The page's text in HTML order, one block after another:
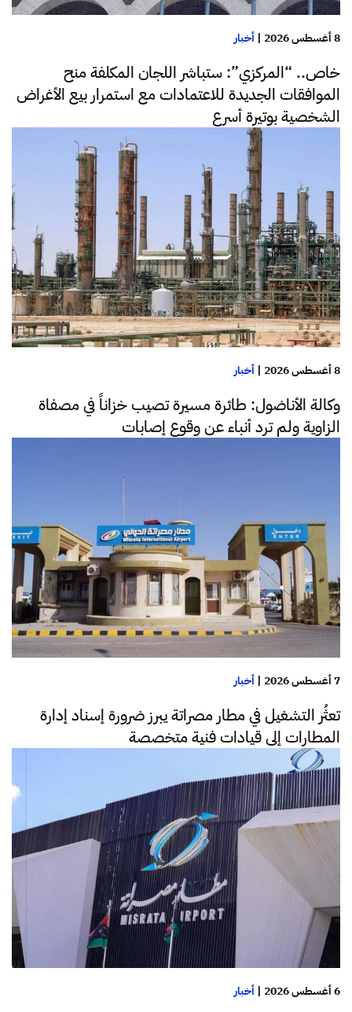
8 أغسطس 2026 | أخبار
خاص.. “المركزي”: ستباشر اللجان المكلفة منح
الموافقات الجديدة للاعتمادات مع استمرار بيع الأغراض
الشخصية بوتيرة أسرع
8 أغسطس 2026 | أخبار
وكالة الأناضول: طائرة مسيرة تصيب خزاناً في مصفاة
الزاوية ولم ترد أنباء عن وقوع إصابات
7 أغسطس 2026 | أخبار
تعثُر التشغيل في مطار مصراتة يبرز ضرورة إسناد إدارة
المطارات إلى قيادات فنية متخصصة
6 أغسطس 2026 | أخبار